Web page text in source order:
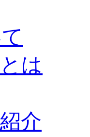
は
介